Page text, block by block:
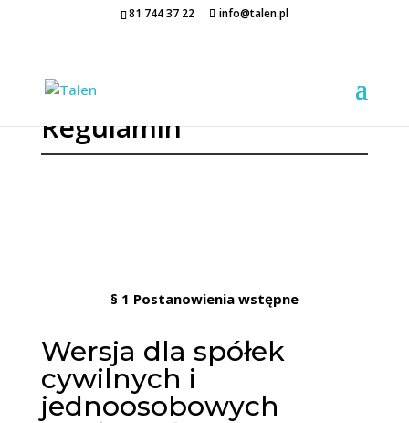
81 744 37 22 info@talen.pl
Regulamin
§ 1 Postanowienia wstępne
Wersja dla spółek
cywilnych i
jednoosobowych